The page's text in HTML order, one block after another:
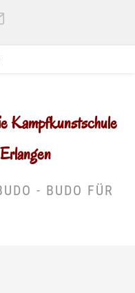
- BUDO FÜR